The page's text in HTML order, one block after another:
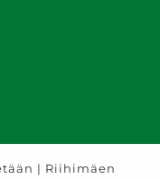
| Riihimäen